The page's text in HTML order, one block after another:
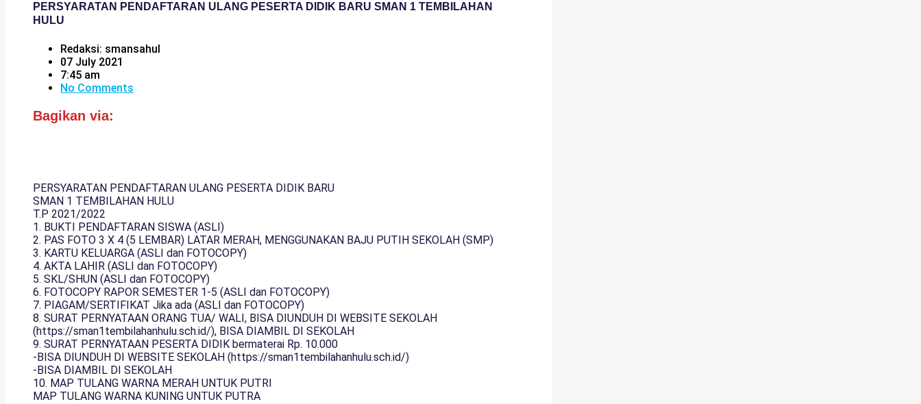
PERSYARATAN PENDAFTARAN ULANG PESERTA DIDIK BARU SMAN 1 TEMBILAHAN
HULU
Redaksi: smansahul
07 July 2021
7:45 am
No Comments
Bagikan via:
PERSYARATAN PENDAFTARAN ULANG PESERTA DIDIK BARU
SMAN 1 TEMBILAHAN HULU
T.P 2021/2022
1. BUKTI PENDAFTARAN SISWA (ASLI)
2. PAS FOTO 3 X 4 (5 LEMBAR) LATAR MERAH, MENGGUNAKAN BAJU PUTIH SEKOLAH (SMP)
3. KARTU KELUARGA (ASLI dan FOTOCOPY)
4. AKTA LAHIR (ASLI dan FOTOCOPY)
5. SKL/SHUN (ASLI dan FOTOCOPY)
6. FOTOCOPY RAPOR SEMESTER 1-5 (ASLI dan FOTOCOPY)
7. PIAGAM/SERTIFIKAT Jika ada (ASLI dan FOTOCOPY)
8. SURAT PERNYATAAN ORANG TUA/ WALI, BISA DIUNDUH DI WEBSITE SEKOLAH
(https://sman1tembilahanhulu.sch.id/), BISA DIAMBIL DI SEKOLAH
9. SURAT PERNYATAAN PESERTA DIDIK bermaterai Rp. 10.000
-BISA DIUNDUH DI WEBSITE SEKOLAH (https://sman1tembilahanhulu.sch.id/)
-BISA DIAMBIL DI SEKOLAH
10. MAP TULANG WARNA MERAH UNTUK PUTRI
MAP TULANG WARNA KUNING UNTUK PUTRA